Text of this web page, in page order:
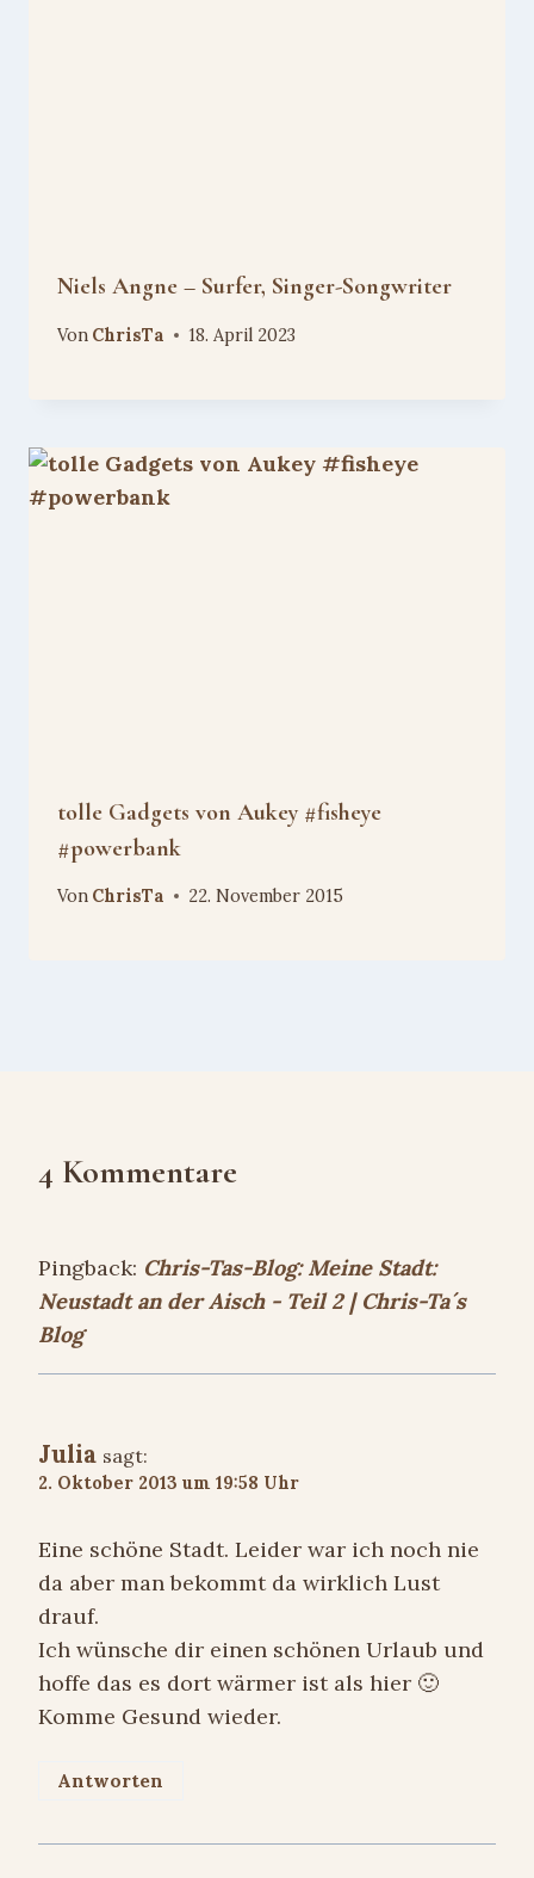
Niels Angne – Surfer, Singer-Songwriter
Von ChrisTa 18. April 2023
tolle Gadgets von Aukey #fisheye
#powerbank
Von ChrisTa 22. November 2015
4 Kommentare
Pingback: Chris-Tas-Blog: Meine Stadt:
Neustadt an der Aisch - Teil 2 | Chris-Ta´s
Blog
Julia sagt:
2. Oktober 2013 um 19:58 Uhr
Eine schöne Stadt. Leider war ich noch nie
da aber man bekommt da wirklich Lust
drauf.
Ich wünsche dir einen schönen Urlaub und
hoffe das es dort wärmer ist als hier 🙂
Komme Gesund wieder.
Antworten